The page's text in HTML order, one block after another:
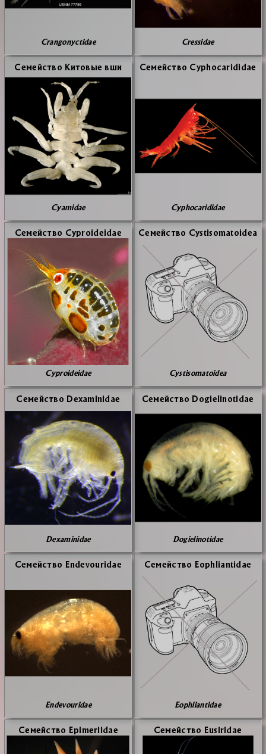
Crangonyctidae Cressidae
Се­мей­ство Ки­то­вые вши
Cyamidae
Се­мей­ство Cyphocarididae
Cyphocarididae
Се­мей­ство Cyproideidae
Cyproideidae
Се­мей­ство Cystisomatoidea
Cystisomatoidea
Се­мей­ство Dexaminidae
Dexaminidae
Се­мей­ство Dogielinotidae
Dogielinotidae
Се­мей­ство Endevouridae
Endevouridae
Се­мей­ство Eophliantidae
Eophliantidae
Се­мей­ство Epimeriidae Се­мей­ство Eusiridae